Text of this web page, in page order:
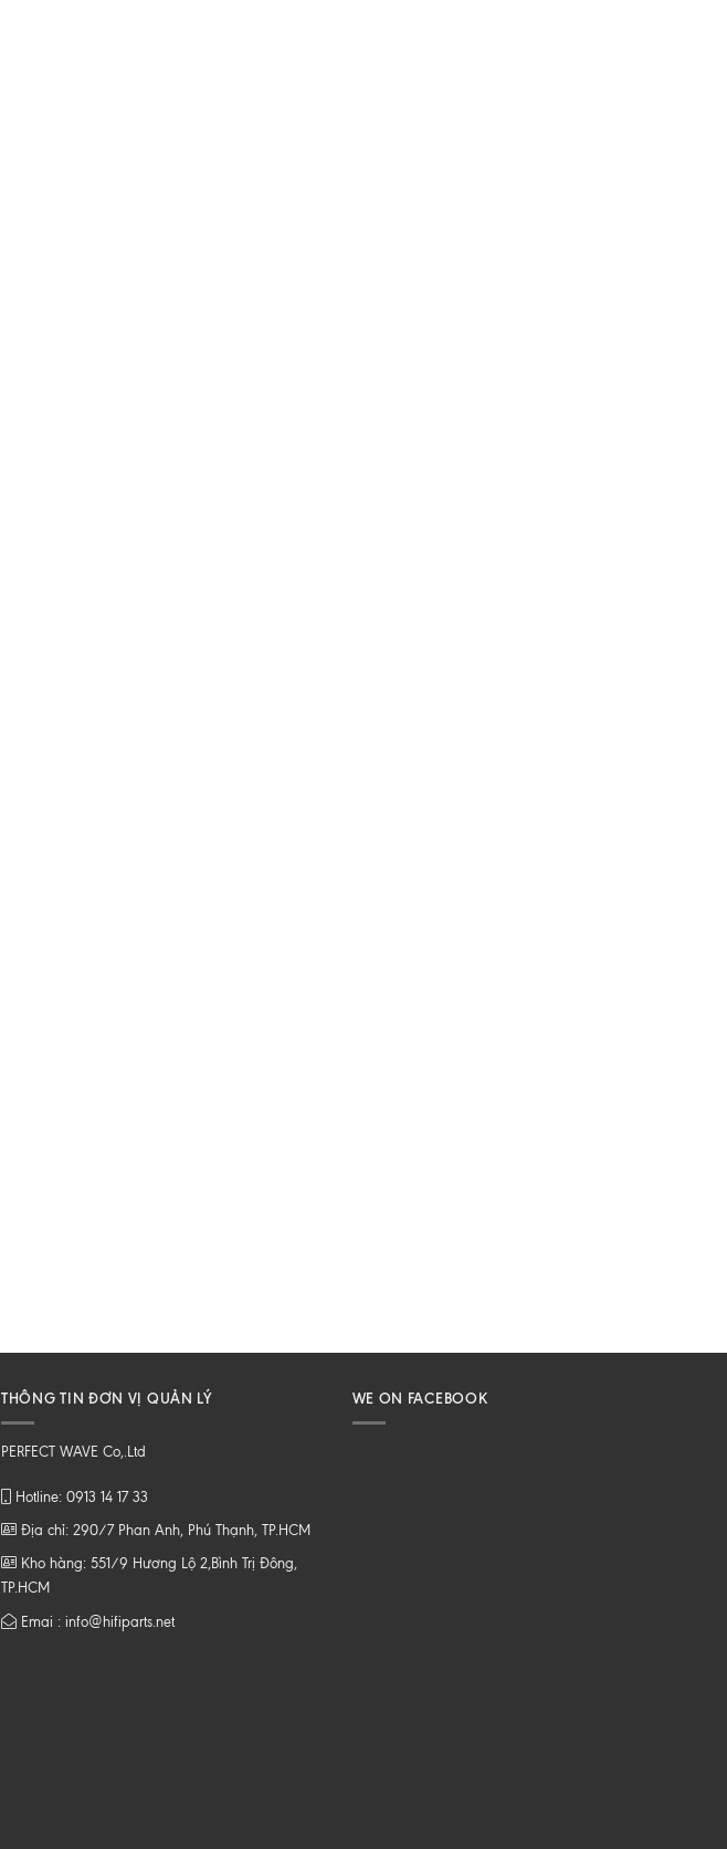
THÔNG TIN ĐƠN VỊ QUẢN LÝ
PERFECT WAVE Co,.Ltd
Hotline: 0913 14 17 33
Địa chỉ: 290/7 Phan Anh, Phú Thạnh, TP.HCM
Kho hàng: 551/9 Hương Lộ 2,Bình Trị Đông,
TP.HCM
Emai : info@hifiparts.net
WE ON FACEBOOK